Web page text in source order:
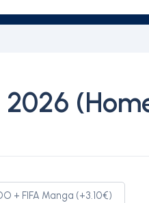
2026
+ FIFA Manga (+3.10€)